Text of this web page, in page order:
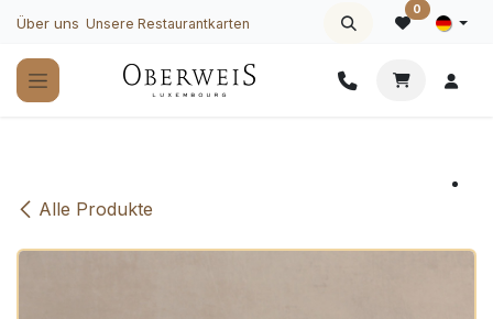
Zum Inhalt springen
Über uns Unsere Restaurantkarten
0
Alle Produkte